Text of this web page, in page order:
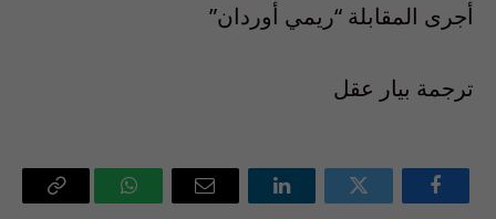
أجرى المقابلة “ريمي أوردان”
ترجمة بيار عقل
فيسبوك تويتر لينكدإن
البريد
واتساب Copy